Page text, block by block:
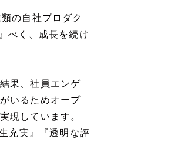
の自社プロダク
べく、成長を続け
果、社員エンゲ
いるためオープ
現しています。
充実』『透明な評